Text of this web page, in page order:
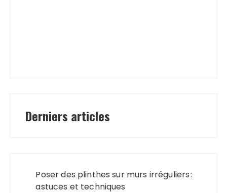
Derniers articles
Poser des plinthes sur murs irréguliers :
astuces et techniques